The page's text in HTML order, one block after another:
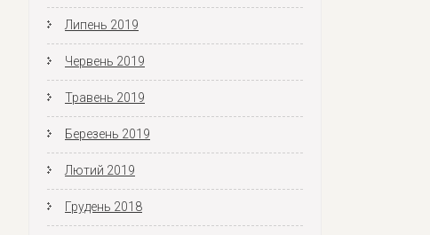
Липень 2019
Червень 2019
Травень 2019
Березень 2019
Лютий 2019
Грудень 2018